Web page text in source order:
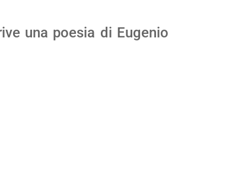
una poesia di Eugenio